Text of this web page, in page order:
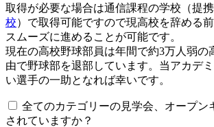
取得が必要な場合は通信課程の学校（提
校）で取得可能ですので現高校を辞める
スムーズに進めることが可能です。
現在の高校野球部員は年間で約3万人弱の
由で野球部を退部しています。当アカデ
い選手の一助となれば幸いです。
全てのカテゴリーの見学会、オープン
されていますか？​​​​​